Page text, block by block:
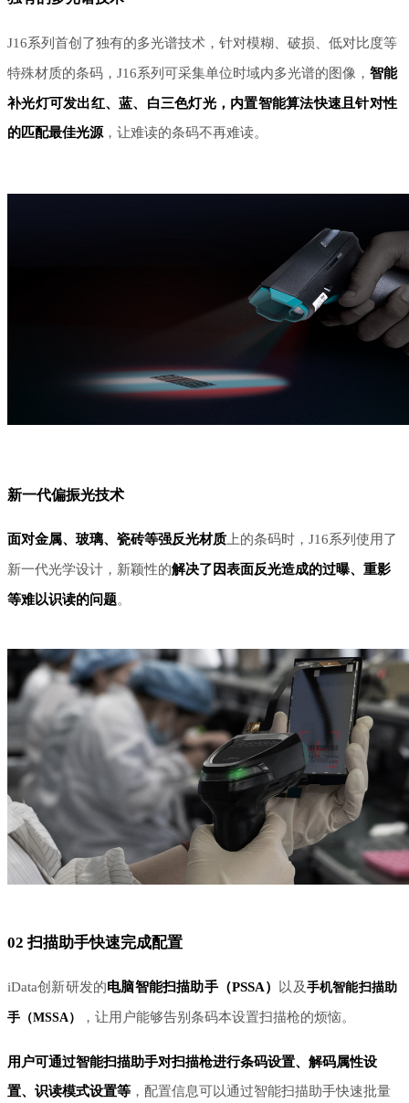
J16系列首创了独有的多光谱技术，针对模糊、破损、低对比度等
特殊材质的条码，J16系列可采集单位时域内多光谱的图像， 智能
补光灯可发出红、蓝、白三色灯光，内置智能算法快速且针对性
的匹配最佳光源，让难读的条码不再难读。
新一代偏振光技术
面对金属、玻璃、瓷砖等强反光材质上的条码时， J16系列使用了
新一代光学设计，新颖性的解决了因表面反光造成的过曝、重影
等难以识读的问题。
02 扫描助手快速完成配置
iData创新研发的电脑智能扫描助手（PSSA） 以及 手机智能扫描助
手（MSSA） ，让用户能够告别条码本设置扫描枪的烦恼。
用户可通过智能扫描助手对扫描枪进行条码设置、解码属性设
置、识读模式设置等 ， 配置信息可以通过智能扫描助手快速批量